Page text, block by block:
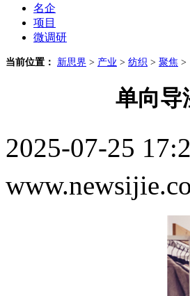
名企
项目
微调研
当前位置： 新思界 > 产业 > 纺织 > 聚焦 >
单向导
2025-07-25